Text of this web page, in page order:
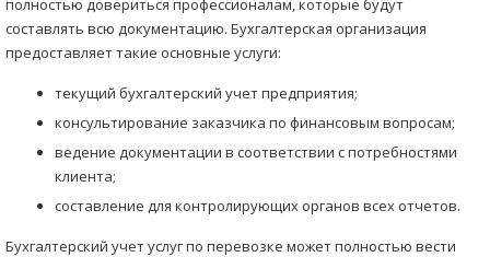
полностью довериться профессионалам, которые будут
составлять всю документацию. Бухгалтерская организация
предоставляет такие основные услуги:
текущий бухгалтерский учет предприятия;
консультирование заказчика по финансовым вопросам;
ведение документации в соответствии с потребностями
клиента;
составление для контролирующих органов всех отчетов.
Бухгалтерский учет услуг по перевозке может полностью вести